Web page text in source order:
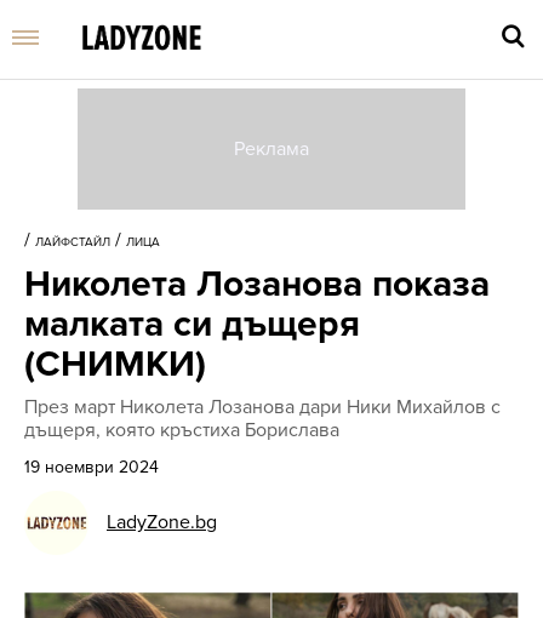
/ ЛАЙФСТАЙЛ / ЛИЦА
Николета Лозанова показа
малката си дъщеря
(СНИМКИ)
През март Николета Лозанова дари Ники Михайлов с
дъщеря, която кръстиха Борислава
19 ноември 2024
LadyZone.bg